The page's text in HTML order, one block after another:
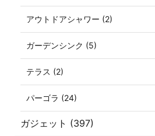
アウトドアシャワー (2)
ガーデンシンク (5)
テラス (2)
パーゴラ (24)
ガジェット (397)